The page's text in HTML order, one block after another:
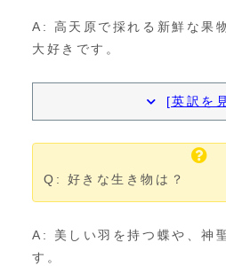
A: 高天原で採れる新鮮な果
大好きです。
[英訳を
Q: 好きな生き物は？
A: 美しい羽を持つ蝶や、神
す。